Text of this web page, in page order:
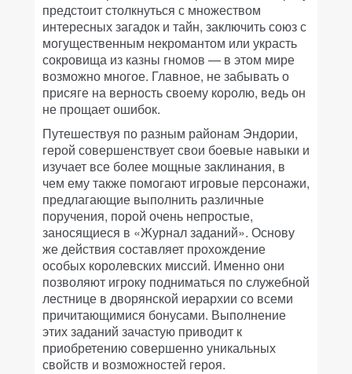
предстоит столкнуться с множеством
интересных загадок и тайн, заключить союз с
могущественным некромантом или украсть
сокровища из казны гномов — в этом мире
возможно многое. Главное, не забывать о
присяге на верность своему королю, ведь он
не прощает ошибок.
Путешествуя по разным районам Эндории,
герой совершенствует свои боевые навыки и
изучает все более мощные заклинания, в
чем ему также помогают игровые персонажи,
предлагающие выполнить различные
поручения, порой очень непростые,
заносящиеся в «Журнал заданий». Основу
же действия составляет прохождение
особых королевских миссий. Именно они
позволяют игроку подниматься по служебной
лестнице в дворянской иерархии со всеми
причитающимися бонусами. Выполнение
этих заданий зачастую приводит к
приобретению совершенно уникальных
свойств и возможностей героя.